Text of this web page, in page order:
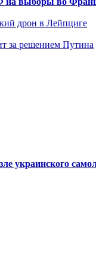
дрон в Лейпциге
за решением Путина
украинского